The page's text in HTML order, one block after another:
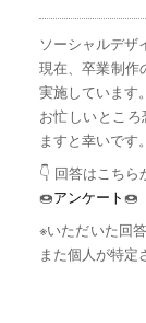
ソーシャルデザ
現在、卒業制作
実施しています。
お忙しいとこ
ますと幸いです
👇 回答はこちら
🍩アンケート🍩
※いただいた回
また個人が特定